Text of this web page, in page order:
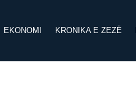
EKONOMI KRONIKA E ZEZË